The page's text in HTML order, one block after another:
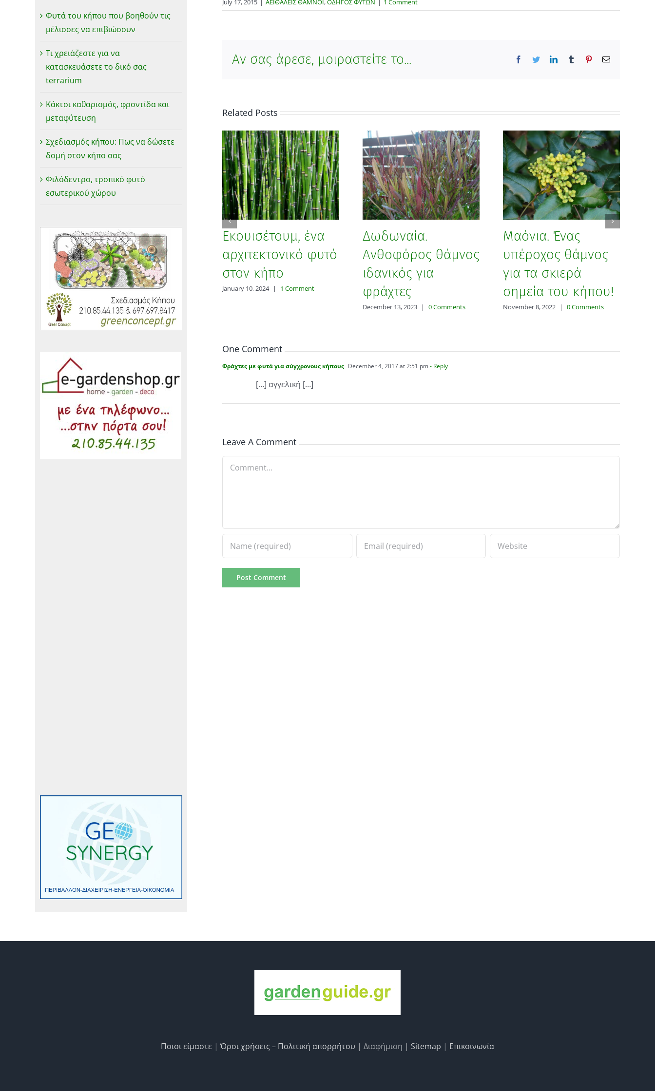
July 17, 2015 | ΑΕΙΘΑΛΕΙΣ ΘΑΜΝΟΙ,ΟΔΗΓΟΣ ΦΥΤΩΝ | 1 Comment
Αν σας άρεσε, μοιραστείτε το... Facebook
TwitterLinkedInTumblr PinterestEmail
Related Posts
Εκουισέτουμ, ένα
αρχιτεκτονικό φυτό
στον κήπο
January 10, 2024 | 1 Comment
Δωδωναία.
Ανθοφόρος θάμνος
ιδανικός για
φράχτες
December 13, 2023 | 0 Comments
Μαόνια. Ένας
υπέροχος θάμνος
για τα σκιερά
σημεία του κήπου!
November 8, 2022 | 0 Comments
One Comment
Φράχτες με φυτά για σύγχρονους κήπους December 4, 2017 at 2:51 pm- Reply
[…] αγγελική […]
Leave A Comment
Comment
Φυτά του κήπου που βοηθούν τις
μέλισσες να επιβιώσουν
Τι χρειάζεστε για να
κατασκευάσετε το δικό σας
terrarium
Κάκτοι καθαρισμός, φροντίδα και
μεταφύτευση
Σχεδιασμός κήπου: Πως να δώσετε
δομή στον κήπο σας
Φιλόδεντρο, τροπικό φυτό
εσωτερικού χώρου
Ποιοι είμαστε | Όροι χρήσεις – Πολιτική απορρήτου | Διαφήμιση | Sitemap | Επικοινωνία